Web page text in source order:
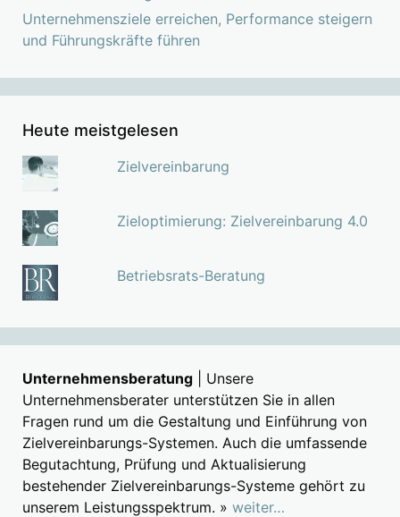
Unternehmensziele erreichen, Performance steigern
und Führungskräfte führen
Heute meistgelesen
Zielvereinbarung
Zieloptimierung: Zielvereinbarung 4.0
Betriebsrats-Beratung
Unternehmensberatung | Unsere
Unternehmensberater unterstützen Sie in allen
Fragen rund um die Gestaltung und Einführung von
Zielvereinbarungs-Systemen. Auch die umfassende
Begutachtung, Prüfung und Aktualisierung
bestehender Zielvereinbarungs-Systeme gehört zu
unserem Leistungsspektrum. » weiter…